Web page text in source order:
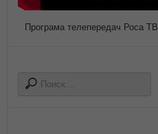
Програма телепередач Роса ТВ